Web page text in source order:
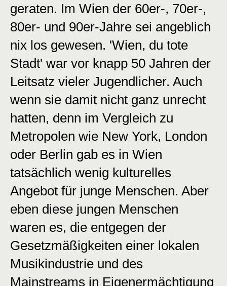
geraten. Im Wien der 60er-, 70er-,
80er- und 90er-Jahre sei angeblich
nix los gewesen. 'Wien, du tote
Stadt' war vor knapp 50 Jahren der
Leitsatz vieler Jugendlicher. Auch
wenn sie damit nicht ganz unrecht
hatten, denn im Vergleich zu
Metropolen wie New York, London
oder Berlin gab es in Wien
tatsächlich wenig kulturelles
Angebot für junge Menschen. Aber
eben diese jungen Menschen
waren es, die entgegen der
Gesetzmäßigkeiten einer lokalen
Musikindustrie und des
Mainstreams in Eigenermächtigung